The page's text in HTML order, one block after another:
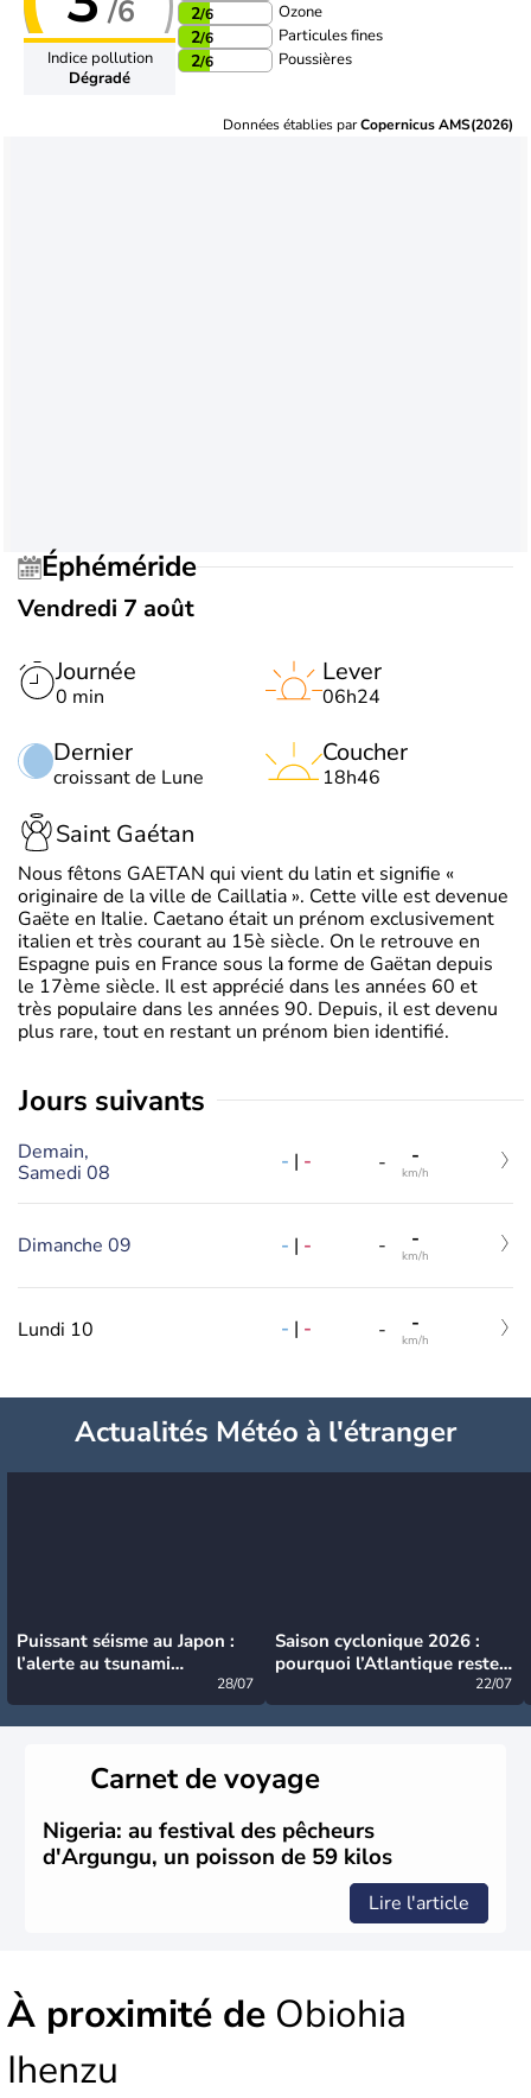
/6
Indice pollution
Dégradé
2/6 Ozone
2/6 Particules fines
2/6 Poussières
Données établies parCopernicus AMS(2026)
Éphéméride
Vendredi 7 août
Journée
0 min
Dernier
croissant de Lune
Lever
06h24
Coucher
18h46
Saint Gaétan
Nous fêtons GAETAN qui vient du latin et signifie «
originaire de la ville de Caillatia ». Cette ville est devenue
Gaëte en Italie. Caetano était un prénom exclusivement
italien et très courant au 15è siècle. On le retrouve en
Espagne puis en France sous la forme de Gaëtan depuis
le 17ème siècle. Il est apprécié dans les années 60 et
très populaire dans les années 90. Depuis, il est devenu
plus rare, tout en restant un prénom bien identifié.
jours suivants
Demain,
Samedi 08
- | - - -
km/h
Dimanche 09 - | - - -
km/h
Lundi 10 - | - - -
km/h
Actualités Météo à l'étranger
Puissant séisme au Japon :
l’alerte au tsunami
28/07
Saison cyclonique 2026 :
pourquoi l’Atlantique reste
22/07
Carnet de voyage
Nigeria: au festival des pêcheurs
d'Argungu, un poisson de 59 kilos
Lire l'article
À proximité de Obiohia
Ihenzu